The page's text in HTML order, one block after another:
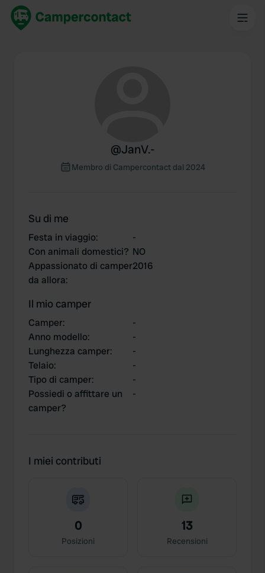
@JanV.-
Membro di Campercontact dal 2024
Su di me
Festa in viaggio:
-
Con animali domestici? NO
Appassionato di camper
da allora:
2016
Il mio camper
Camper:
-
Anno modello:
-
Lunghezza camper:
-
Telaio:
-
Tipo di camper:
-
Possiedi o affittare un
camper?
-
I miei contributi
0
Posizioni
13
Recensioni